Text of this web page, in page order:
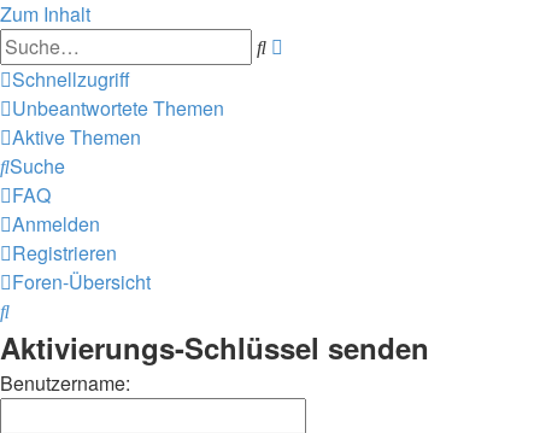
Zum Inhalt
Suche
Schnellzugriff
Unbeantwortete Themen
Aktive Themen
Suche
FAQ
Anmelden
Registrieren
Foren-Übersicht
Suche
Aktivierungs-Schlüssel senden
Benutzername: